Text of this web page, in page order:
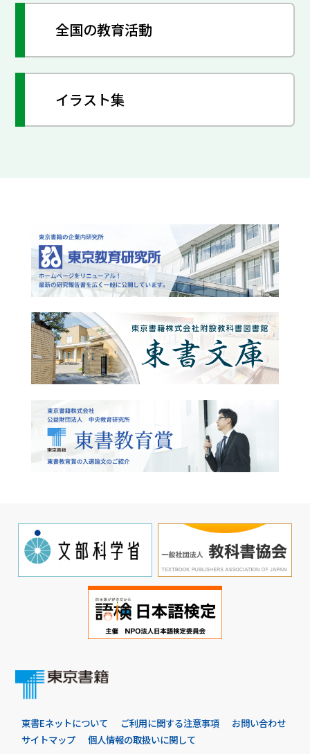
全国の教育活動
イラスト集
東書Eネットについて ご利用に関する注意事項
お問い合わせ
サイトマップ
個人情報の取扱いに関して